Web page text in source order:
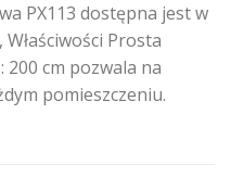
PX113 dostępna jest w
Właściwości Prosta
200 cm pozwala na
pomieszczeniu.